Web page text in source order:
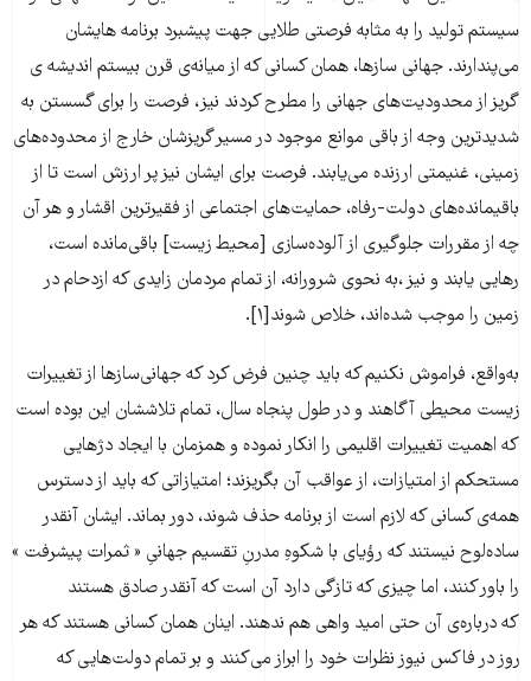
سیستم تولید را به مثابه فرصتی طلایی جهت پیشبرد برنامه هایشان
می‌پندارند. جهانی سازها، همان کسانی که از میانه‌ی قرن بیستم اندیشه ی
گریز از محدودیت‌های جهانی را مطرح کردند نیز، فرصت را برای گسستن به
شدیدترین وجه از باقی موانع موجود در مسیر گریزشان خارج از محدوده‌های
زمینی، غنیمتی ارزنده می‌یابند. فرصت برای ایشان نیز پر ارزش است تا از
باقیمانده‌های دولت-رفاه، حمایت‌های اجتماعی از فقیرترین اقشار و هر آن
چه از مقررات جلوگیری از آلوده‌سازی [محیط زیست] باقی‌مانده است،
رهایی یابند و نیز ،به نحوی شرورانه، از تمام مردمان زایدی که ازدحام در
زمین را موجب ‌شده‌اند، خلاص شوند[۱].
به‌واقع، فراموش‌ نکنیم که باید چنین فرض ‌کرد که جهانی‌سازها از تغییرات
زیست محیطی آگاهند و در طول پنجاه سال، تمام تلاششان این بوده ‌است
که اهمیت تغییرات اقلیمی را انکا‌ر ‌نموده و همزمان با ایجاد دژهایی
مستحکم از امتیازات، از عواقب آن بگریزند؛ امتیازاتی که باید از دسترس
همه‌ی کسانی که لازم است از برنامه حذف شوند، دور بماند. ایشان آنقدر
ساده‌لوح نیستند که رؤیای با شکوهِ مدرنِ تقسیم جهانیِ « ثمرات پیشرفت »
را باور کنند، اما چیزی که تازگی دارد آن است که آنقدر صادق‌ هستند
که درباره‌ی آن حتی امید واهی هم ندهند. اینان همان کسانی هستند که هر
روز در فاکس نیوز نظرات خود را ابراز می‌کنند و بر تمام دولت‌هایی که